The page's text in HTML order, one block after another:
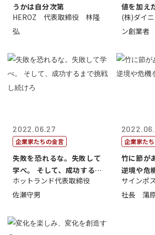
うかは自分次第
HEROZ 代表取締役 林隆
弘
値を加え
すこと
(株)ダイ
ン創業者
2022.06.27
企業家たちの金言
失敗を恐れるな。失敗して
学べ。 そして、成功するま
で挑戦し続...
ホットランド代表取締役
佐瀬守男
企業家た
竹に節が
逆境や危
する
サインポ
社長 蒲